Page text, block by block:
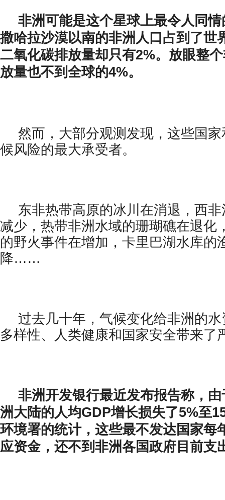
非洲可能是这个星球上最令人同
撒哈拉沙漠以南的非洲人口占到了世
二氧化碳排放量却只有2%。放眼整
放量也不到全球的4%。
然而，大部分观测发现，这些国
候风险的最大承受者。
东非热带高原的冰川在消退，西
减少，热带非洲水域的珊瑚礁在退化
的野火事件在增加，卡里巴湖水库的
降……
过去几十年，气候变化给非洲的
多样性、人类健康和国家安全带来了
非洲开发银行最近发布报告称，
洲大陆的人均GDP增长损失了5%至
环境署的统计，这些最不发达国家每
应资金，还不到非洲各国政府目前支